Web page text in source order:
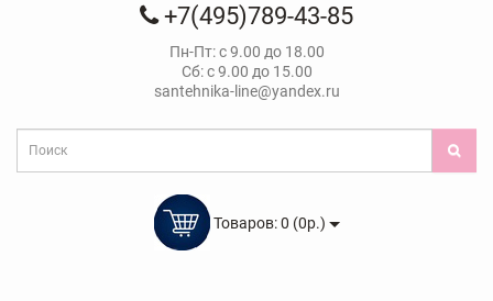
+7(495)789-43-85
Пн-Пт: с 9.00 до 18.00
Сб: с 9.00 до 15.00
santehnika-line@yandex.ru
Товаров: 0 (0р.)